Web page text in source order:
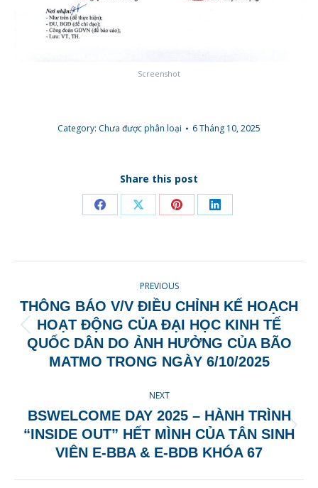
Screenshot
Category: Chưa được phân loại 6 Tháng 10, 2025
Share this post
Share Share Share Share
NAVIGATION
PREVIOUS
Previous
post:
THÔNG BÁO V/V ĐIỀU CHỈNH KẾ HOẠCH
HOẠT ĐỘNG CỦA ĐẠI HỌC KINH TẾ
QUỐC DÂN DO ẢNH HƯỞNG CỦA BÃO
MATMO TRONG NGÀY 6/10/2025
NEXT
Next
post:
BSWELCOME DAY 2025 – HÀNH TRÌNH
“INSIDE OUT” HẾT MÌNH CỦA TÂN SINH
VIÊN E-BBA & E-BDB KHÓA 67